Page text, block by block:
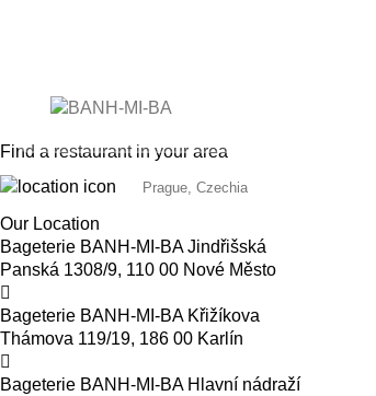
Find a restaurant in your area
Our Location
Bageterie BANH-MI-BA Jindřišská
Panská 1308/9, 110 00 Nové Město
Bageterie BANH-MI-BA Křižíkova
Thámova 119/19, 186 00 Karlín
Bageterie BANH-MI-BA Hlavní nádraží